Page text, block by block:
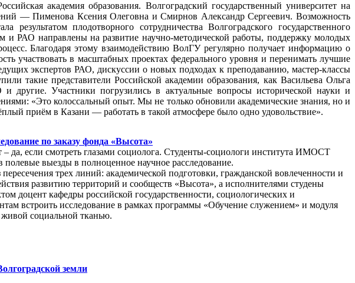
академия образования. Волгоградский государственный университет на
— Пименова Ксения Олеговна и Смирнов Александр Сергеевич. Возможность
плодотворного сотрудничества Волгоградского государственного
и РАО направлены на развитие научно‑методической работы, поддержку молодых
Благодаря этому взаимодействию ВолГУ регулярно получает информацию о
участвовать в масштабных проектах федерального уровня и перенимать лучшие
экспертов РАО, дискуссии о новых подходах к преподаванию, мастер‑классы
такие представители Российской академии образования, как Васильева Ольга
Участники погрузились в актуальные вопросы исторической науки и
«Это колоссальный опыт. Мы не только обновили академические знания, но и
приём в Казани — работать в такой атмосфере было одно удовольствие».
по заказу фонда «Высота»
если смотреть глазами социолога. Студенты-социологи института ИМОСТ
полевые выезды в полноценное научное расследование.
трех линий: академической подготовки, гражданской вовлеченности и
развитию территорий и сообществ «Высота», а исполнителями студены
доцент кафедры российской государственности, социологических и
встроить исследование в рамках программы «Обучение служением» и модуля
живой социальной тканью.
земли